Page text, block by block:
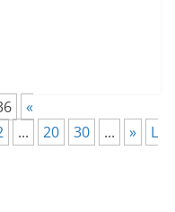
«
... 20 30 ... »
L